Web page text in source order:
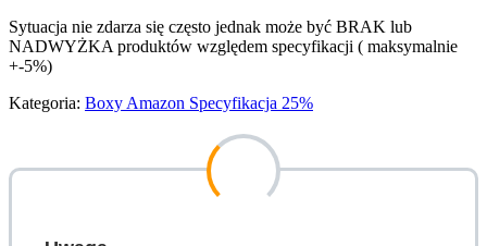
Sytuacja nie zdarza się często jednak może być BRAK lub
NADWYŻKA produktów względem specyfikacji ( maksymalnie
+-5%)
Kategoria: Boxy Amazon Specyfikacja 25%